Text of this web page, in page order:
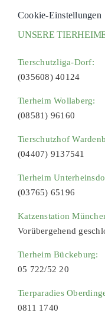
Cookie-Einstellungen
UNSERE
Tierschutzliga-Dorf:
(035608) 40124
Tierheim Wollaberg:
(08581) 96160
Tierschutzhof
(04407) 9137541
Tierheim
(03765) 65196
Katzenstation
Vorübergehend
Tierheim Bückeburg:
05 722/52 20
Tierparadies
0811 1740